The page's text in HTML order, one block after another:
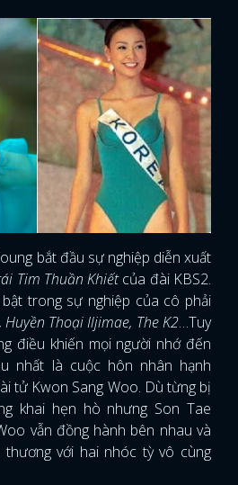
bắt đầu sự nghiệp diễn xuất
Tim Thuần Khiếtcủa đài KBS2.
trong sự nghiệp của cô phải
Huyền Thoại Iljimae, The K2…Tuy
điều khiến mọi người nhớ đến
nhất là cuộc hôn nhân hạnh
tử Kwon Sang Woo. Dù từng bị
khai hẹn hò nhưng Son Tae
vẫn đồng hành bên nhau và
với hai nhóc tỳ vô cùng